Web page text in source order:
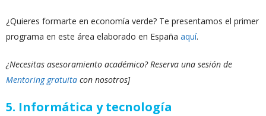
¿Quieres formarte en economía verde? Te presentamos el primer
programa en este área elaborado en España aquí.
¿Necesitas asesoramiento académico? Reserva una sesión de
Mentoring gratuita con nosotros]
5. Informática y tecnología